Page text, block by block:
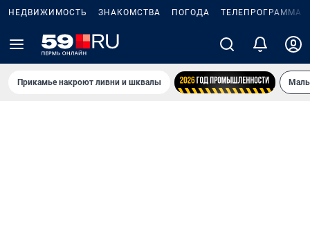
НЕДВИЖИМОСТЬ ЗНАКОМСТВА ПОГОДА ТЕЛЕПРОГРАММА
Прикамье накроют ливни и шквалы